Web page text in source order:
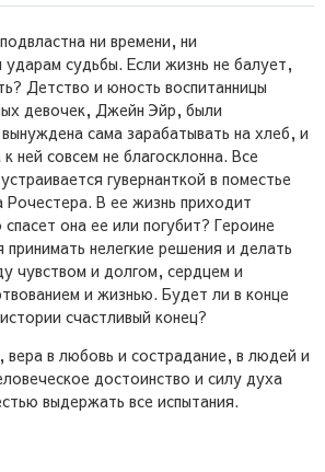
ни времени, ни
судьбы. Если жизнь не балует,
Детство и юность воспитанницы
девочек, Джейн Эйр, были
сама зарабатывать на хлеб, и
ней совсем не благосклонна. Все
гувернанткой в поместье
Рочестера. В ее жизнь приходит
она ее или погубит? Героине
принимать нелегкие решения и делать
чувством и долгом, сердцем и
и жизнью. Будет ли в конце
счастливый конец?
вера в любовь и сострадание, в людей и
достоинство и силу духа
выдержать все испытания.